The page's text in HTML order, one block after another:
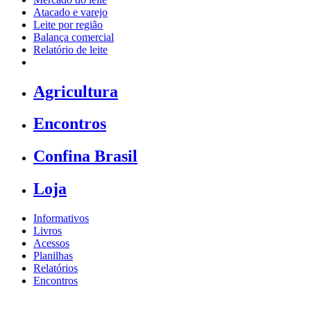
Atacado e varejo
Leite por região
Balança comercial
Relatório de leite
Agricultura
Encontros
Confina Brasil
Loja
Informativos
Livros
Acessos
Planilhas
Relatórios
Encontros